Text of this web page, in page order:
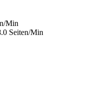
Min
Seiten/Min